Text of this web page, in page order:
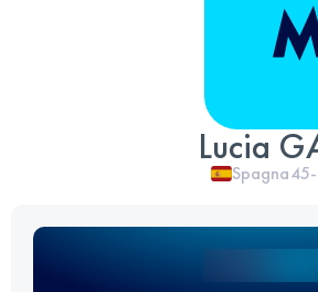
Lucia
Spagna